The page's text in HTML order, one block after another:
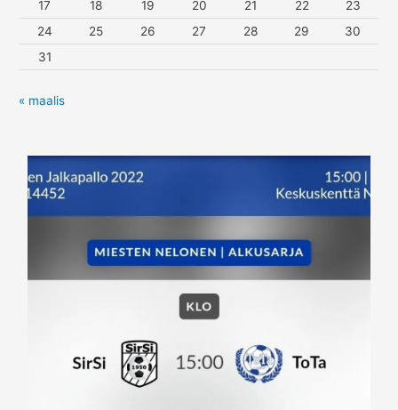
17
18 19 20 21 22
23
24
25 26 27 28 29
30
31
« maalis